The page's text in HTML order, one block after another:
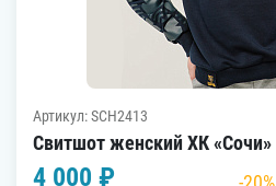
Артикул: SCH2413
Свитшот женский ХК «Сочи»
4 000 ₽